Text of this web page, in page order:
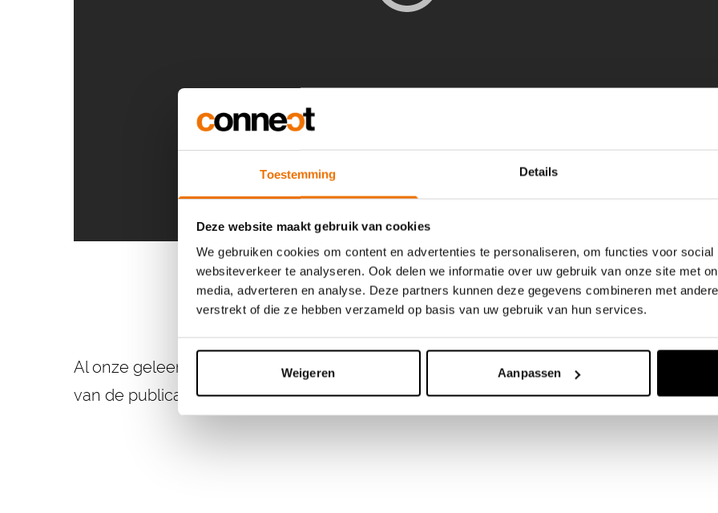
Toestemming Details
Deze website maakt gebruik van cookies
We gebruiken cookies om content en advertenties te personaliseren, om functies voor
websiteverkeer te analyseren. Ook delen we informatie over uw gebruik van onze site met
media, adverteren en analyse. Deze partners kunnen deze gegevens combineren met
verstrekt of die ze hebben verzameld op basis van uw gebruik van hun services.
Weigeren Aanpassen
Al onze geleerde lessen over weerstand bundelen we in een publicatie die begin
van de publicatie én al ons andere nieuws in 2024?Schrijf je dan in voor de nieuwsbrief